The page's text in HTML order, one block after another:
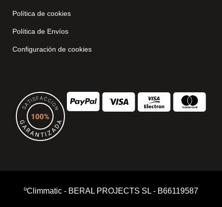
Política de cookies
Política de Envíos
Configuración de cookies
ºClimmatic - BERAL PROJECTS SL - B66119587